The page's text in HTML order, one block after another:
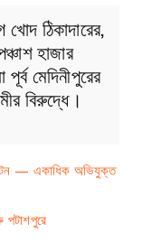
ঠিকাদারের,
হাজার
মেদিনীপুরের
বিরুদ্ধে।
— একাধিক অভিযুক্ত
পটাশপুরে